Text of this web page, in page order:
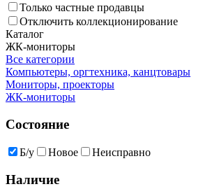
Только частные продавцы
Отключить коллекционирование
Каталог
ЖК-мониторы
Все категории
Компьютеры, оргтехника, канцтовары
Мониторы, проекторы
ЖК-мониторы
Состояние
Б/у Новое Неисправно
Наличие